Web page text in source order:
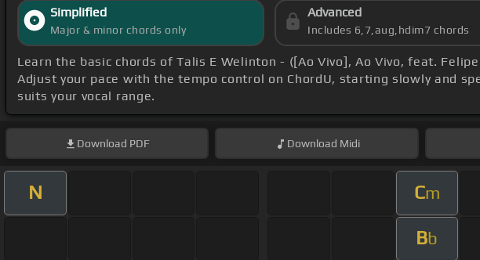
Simplified
Major & minor chords only
Advanced
Includes 6,7,aug,hdim7 chords
Learn the basic chords of Talis E Welinton - ([Ao Vivo], Ao Vivo, feat.
Adjust your pace with the tempo control on ChordU, starting slowly and
suits your vocal range.
Download PDF Download Midi
N Cm
Bb